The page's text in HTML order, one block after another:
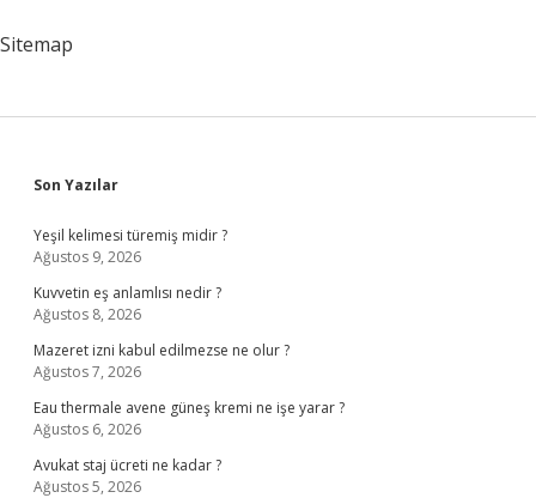
Sitemap
Sidebar
Son Yazılar
Yeşil kelimesi türemiş midir ?
Ağustos 9, 2026
Kuvvetin eş anlamlısı nedir ?
Ağustos 8, 2026
Mazeret izni kabul edilmezse ne olur ?
Ağustos 7, 2026
Eau thermale avene güneş kremi ne işe yarar ?
Ağustos 6, 2026
Avukat staj ücreti ne kadar ?
Ağustos 5, 2026